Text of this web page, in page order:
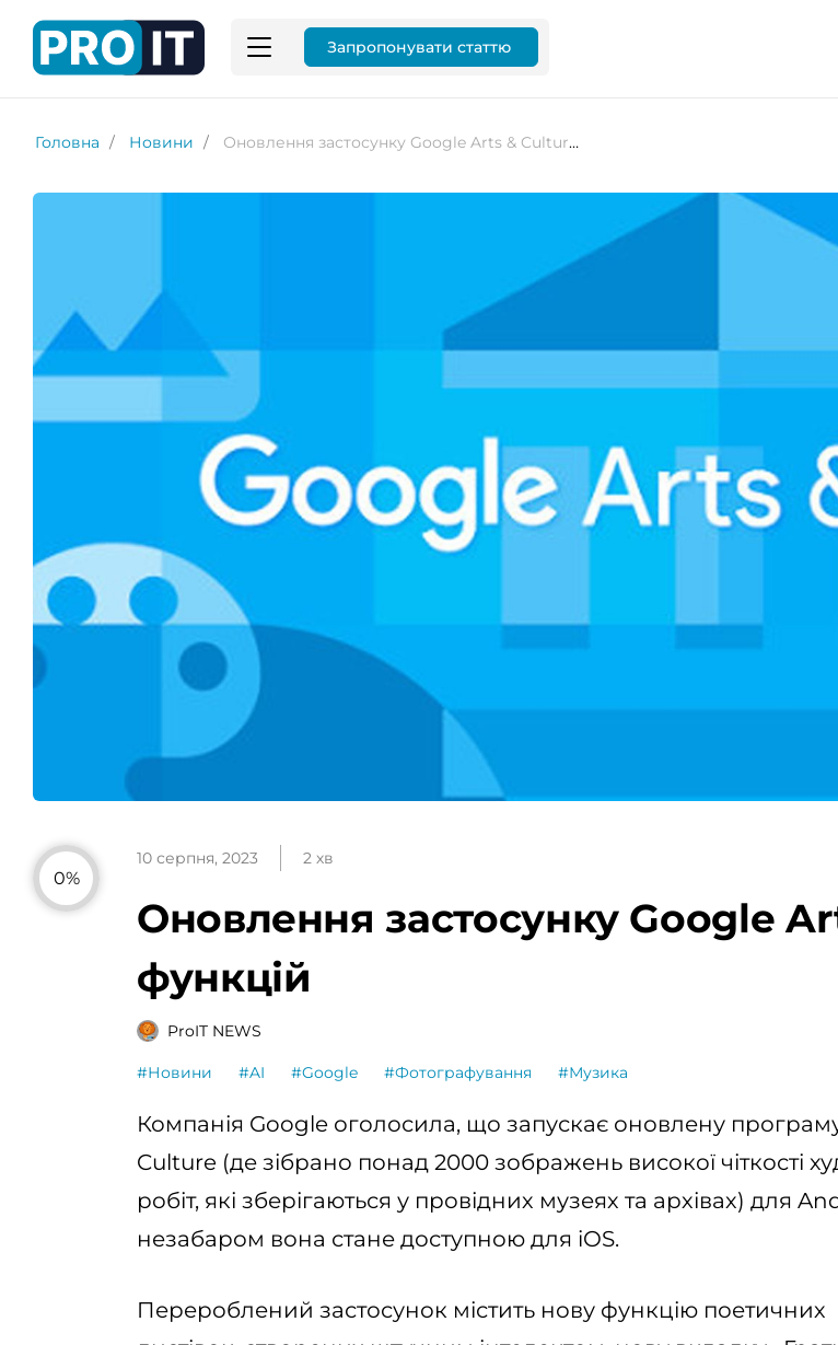
Запропонувати статтю
Головна Новини Оновлення застосунку Google Arts & Culture: перелік нових функцій
0%
10 серпня, 2023 2 хв
Оновлення застосунку Google
функцій
ProIT NEWS
#Новини #AI #Google #Фотографування #Музика
Компанія Google оголосила, що запускає оновлену
Culture (де зібрано понад 2000 зображень високої чіткості
робіт, які зберігаються у провідних музеях та архівах) для
незабаром вона стане доступною для iOS.
Перероблений застосунок містить нову функцію поетичних